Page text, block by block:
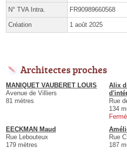
N° TVA Intra. FR90989660568
Création 1 août 2025
Architectes proches
MANIQUET VAUBERET LOUIS
Avenue de Villiers
81 mètres
Alix
Rue
134
EECKMAN Maud
Rue Lebouteux
179 mètres
Rue
187